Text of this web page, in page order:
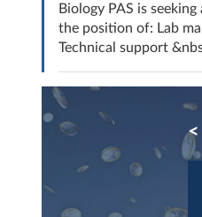
Biology PAS is
the position of: Lab
Technical support